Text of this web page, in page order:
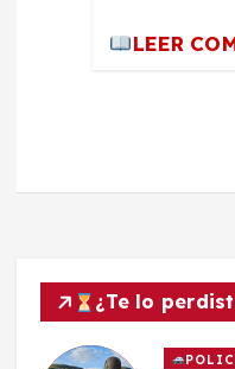
LEER
¿Te lo